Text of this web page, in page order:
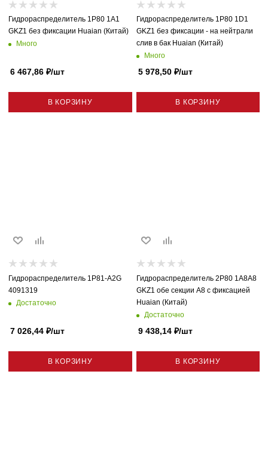
Гидрораспределитель 1P80 1A1
GKZ1 без фиксации Huaian (Китай)
Много
6 467,86 ₽/шт
В КОРЗИНУ
Гидрораспределитель 1P80 1D1
GKZ1 без фиксации - на нейтрали
слив в бак Huaian (Китай)
Много
5 978,50₽/шт
В КОРЗИНУ
Гидрораспределитель 1P81-A2G
4091319
Достаточно
7 026,44 ₽/шт
В КОРЗИНУ
Гидрораспределитель 2P80 1A8A8
GKZ1 обе секции A8 с фиксацией
Huaian (Китай)
Достаточно
9 438,14₽/шт
В КОРЗИНУ